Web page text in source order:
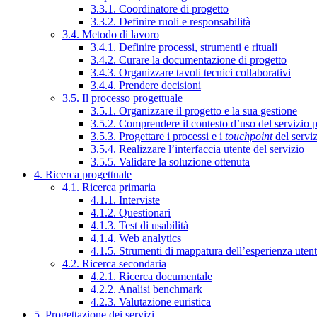
3.3.1. Coordinatore di progetto
3.3.2. Definire ruoli e responsabilità
3.4. Metodo di lavoro
3.4.1. Definire processi, strumenti e rituali
3.4.2. Curare la documentazione di progetto
3.4.3. Organizzare tavoli tecnici collaborativi
3.4.4. Prendere decisioni
3.5. Il processo progettuale
3.5.1. Organizzare il progetto e la sua gestione
3.5.2. Comprendere il contesto d’uso del servizio
3.5.3. Progettare i processi e i touchpointdel
3.5.4. Realizzare l’interfaccia utente del servizio
3.5.5. Validare la soluzione ottenuta
4. Ricerca progettuale
4.1. Ricerca primaria
4.1.1. Interviste
4.1.2. Questionari
4.1.3. Test di usabilità
4.1.4. Web analytics
4.1.5. Strumenti di mappatura dell’esperienza
4.2. Ricerca secondaria
4.2.1. Ricerca documentale
4.2.2. Analisi benchmark
4.2.3. Valutazione euristica
5. Progettazione dei servizi